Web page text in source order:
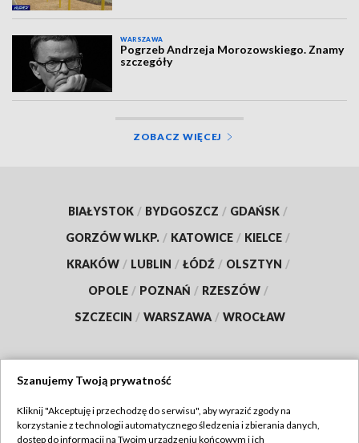
WARSZAWA
Pogrzeb Andrzeja Morozowskiego. Znamy
szczegóły
ZOBACZ WIĘCEJ
BIAŁYSTOK / BYDGOSZCZ / GDAŃSK /
GORZÓW WLKP. / KATOWICE / KIELCE /
KRAKÓW / LUBLIN / ŁÓDŹ / OLSZTYN /
OPOLE / POZNAŃ / RZESZÓW /
SZCZECIN / WARSZAWA / WROCŁAW
TVP
Szanujemy Twoją prywatność
Kliknij "Akceptuję i przechodzę do serwisu", aby wyrazić zgody na
korzystanie z technologii automatycznego śledzenia i zbierania danych,
dostęp do informacji na Twoim urządzeniu końcowym i ich